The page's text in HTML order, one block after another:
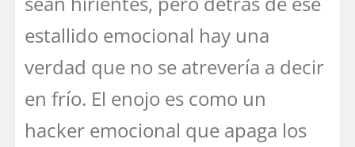
estallido emocional hay una
verdad que no se atrevería a decir
en frío. El enojo es como un
hacker emocional que apaga los